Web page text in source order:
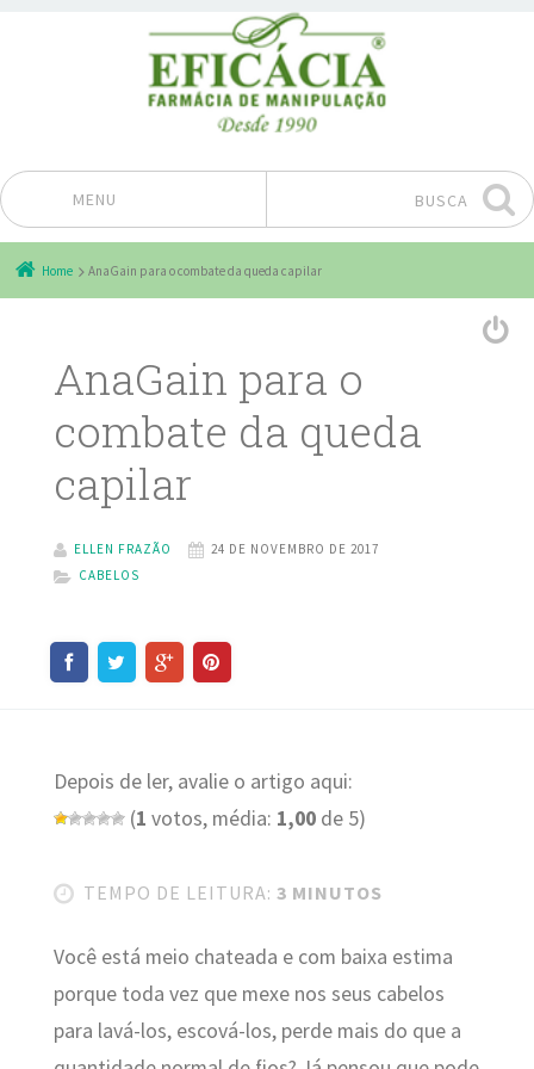
MENU
Pular para o conteúdo
BUSCA
Home AnaGain para o combate da queda capilar
AnaGain para o
combate da queda
capilar
ELLEN FRAZÃO
24 DE NOVEMBRO DE 2017
CABELOS
Depois de ler, avalie o artigo aqui:
(1 votos, média: 1,00de 5)
TEMPO DE LEITURA: 3 MINUTOS
Você está meio chateada e com baixa estima
porque toda vez que mexe nos seus cabelos
para lavá-los, escová-los, perde mais do que a